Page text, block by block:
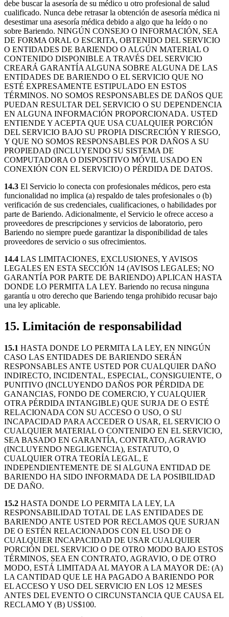
debe buscar la asesoría de su médico u otro profesional de salud
cualificado. Nunca debe retrasar la obtención de asesoría médica ni
desestimar una asesoría médica debido a algo que ha leído o no
sobre Bariendo. NINGÚN CONSEJO O INFORMACIÓN, SEA
DE FORMA ORAL O ESCRITA, OBTENIDO DEL SERVICIO
O ENTIDADES DE BARIENDO O ALGÚN MATERIAL O
CONTENIDO DISPONIBLE A TRAVÉS DEL SERVICIO
CREARÁ GARANTÍA ALGUNA SOBRE ALGUNA DE LAS
ENTIDADES DE BARIENDO O EL SERVICIO QUE NO
ESTÉ EXPRESAMENTE ESTIPULADO EN ESTOS
TÉRMINOS. NO SOMOS RESPONSABLES DE DAÑOS QUE
PUEDAN RESULTAR DEL SERVICIO O SU DEPENDENCIA
EN ALGUNA INFORMACIÓN PROPORCIONADA. USTED
ENTIENDE Y ACEPTA QUE USA CUALQUIER PORCIÓN
DEL SERVICIO BAJO SU PROPIA DISCRECIÓN Y RIESGO,
Y QUE NO SOMOS RESPONSABLES POR DAÑOS A SU
PROPIEDAD (INCLUYENDO SU SISTEMA DE
COMPUTADORA O DISPOSITIVO MÓVIL USADO EN
CONEXIÓN CON EL SERVICIO) O PÉRDIDA DE DATOS.
14.3 El Servicio lo conecta con profesionales médicos, pero esta
funcionalidad no implica (a) respaldo de tales profesionales o (b)
verificación de sus credenciales, cualificaciones, o habilidades por
parte de Bariendo. Adicionalmente, el Servicio le ofrece acceso a
proveedores de prescripciones y servicios de laboratorio, pero
Bariendo no siempre puede garantizar la disponibilidad de tales
proveedores de servicio o sus ofrecimientos.
14.4 LAS LIMITACIONES, EXCLUSIONES, Y AVISOS
LEGALES EN ESTA SECCIÓN 14 (AVISOS LEGALES; NO
GARANTÍA POR PARTE DE BARIENDO) APLICAN HASTA
DONDE LO PERMITA LA LEY. Bariendo no recusa ninguna
garantía u otro derecho que Bariendo tenga prohibido recusar bajo
una ley aplicable.
15. Limitación de responsabilidad
15.1 HASTA DONDE LO PERMITA LA LEY, EN NINGÚN
CASO LAS ENTIDADES DE BARIENDO SERÁN
RESPONSABLES ANTE USTED POR CUALQUIER DAÑO
INDIRECTO, INCIDENTAL, ESPECIAL, CONSIGUIENTE, O
PUNITIVO (INCLUYENDO DAÑOS POR PÉRDIDA DE
GANANCIAS, FONDO DE COMERCIO, Y CUALQUIER
OTRA PÉRDIDA INTANGIBLE) QUE SURJA DE O ESTÉ
RELACIONADA CON SU ACCESO O USO, O SU
INCAPACIDAD PARA ACCEDER O USAR, EL SERVICIO O
CUALQUIER MATERIAL O CONTENIDO EN EL SERVICIO,
SEA BASADO EN GARANTÍA, CONTRATO, AGRAVIO
(INCLUYENDO NEGLIGENCIA), ESTATUTO, O
CUALQUIER OTRA TEORÍA LEGAL, E
INDEPENDIENTEMENTE DE SI ALGUNA ENTIDAD DE
BARIENDO HA SIDO INFORMADA DE LA POSIBILIDAD
DE DAÑO.
15.2 HASTA DONDE LO PERMITA LA LEY, LA
RESPONSABILIDAD TOTAL DE LAS ENTIDADES DE
BARIENDO ANTE USTED POR RECLAMOS QUE SURJAN
DE O ESTÉN RELACIONADOS CON EL USO DE O
CUALQUIER INCAPACIDAD DE USAR CUALQUIER
PORCIÓN DEL SERVICIO O DE OTRO MODO BAJO ESTOS
TÉRMINOS, SEA EN CONTRATO, AGRAVIO, O DE OTRO
MODO, ESTÁ LIMITADA AL MAYOR A LA MAYOR DE: (A)
LA CANTIDAD QUE LE HA PAGADO A BARIENDO POR
EL ACCESO Y USO DEL SERVICIO EN LOS 12 MESES
ANTES DEL EVENTO O CIRCUNSTANCIA QUE CAUSA EL
RECLAMO Y (B) US$100.